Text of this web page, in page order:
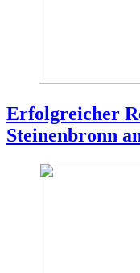
Erfolgreicher
Steinenbronn